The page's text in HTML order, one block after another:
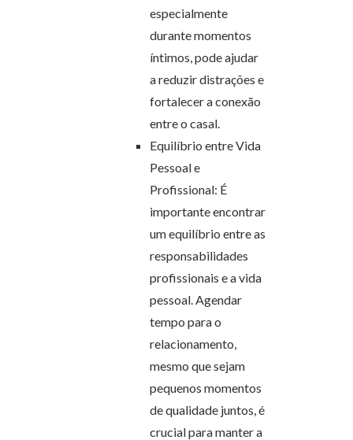
especialmente
durante momentos
íntimos, pode ajudar
a reduzir distrações e
fortalecer a conexão
entre o casal.
Equilíbrio entre Vida
Pessoal e
Profissional: É
importante encontrar
um equilíbrio entre as
responsabilidades
profissionais e a vida
pessoal. Agendar
tempo para o
relacionamento,
mesmo que sejam
pequenos momentos
de qualidade juntos, é
crucial para manter a